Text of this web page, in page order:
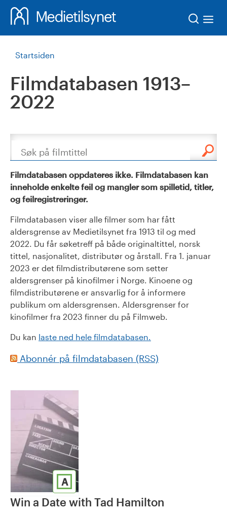
Startsiden
Filmdatabasen 1913–
2022
Søk
Filmdatabasen oppdateres ikke. Filmdatabasen kan
inneholde enkelte feil og mangler som spilletid, titler,
og feilregistreringer.
Filmdatabasen viser alle filmer som har fått
aldersgrense av Medietilsynet fra 1913 til og med
2022. Du får søketreff på både originaltittel, norsk
tittel, nasjonalitet, distributør og årstall. Fra 1. januar
2023 er det filmdistributørene som setter
aldersgrenser på kinofilmer i Norge. Kinoene og
filmdistributørene er ansvarlig for å informere
publikum om aldersgrensen. Aldersgrenser for
kinofilmer fra 2023 finner du på Filmweb.
Du kan laste ned hele filmdatabasen.
Abonnér på filmdatabasen (RSS)
A
Win a Date with Tad Hamilton